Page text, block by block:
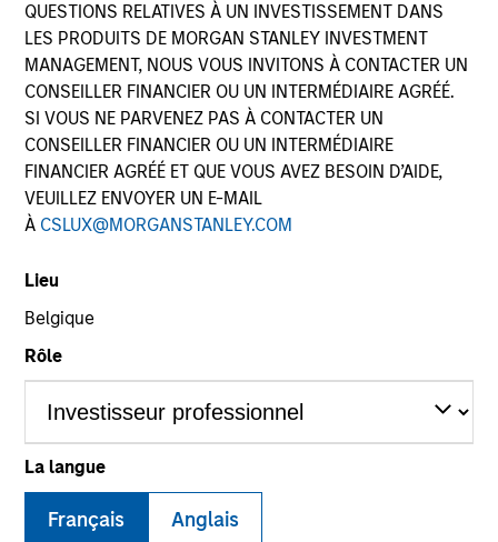
QUESTIONS RELATIVES À UN INVESTISSEMENT DANS
LES PRODUITS DE MORGAN STANLEY INVESTMENT
MANAGEMENT, NOUS VOUS INVITONS À CONTACTER UN
CONSEILLER FINANCIER OU UN INTERMÉDIAIRE AGRÉÉ.
SI VOUS NE PARVENEZ PAS À CONTACTER UN
CONSEILLER FINANCIER OU UN INTERMÉDIAIRE
FINANCIER AGRÉÉ ET QUE VOUS AVEZ BESOIN D’AIDE,
VEUILLEZ ENVOYER UN E-MAIL
À CSLUX@MORGANSTANLEY.COM
Lieu
Belgique
Rôle
La langue
Français Anglais
SECTOR
Business & Consumer Services
COUNTRY
United States
Invested on
Jun 2025